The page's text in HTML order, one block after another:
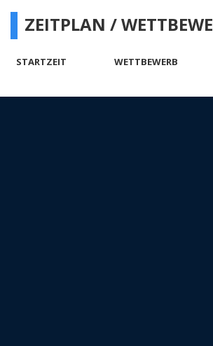
ZEITPLAN /
STARTZEIT WETTBEWERB